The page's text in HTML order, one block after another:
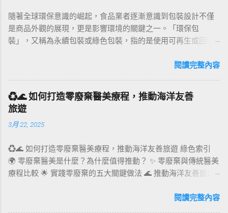
隨著全球環保意識的崛起，食品業者逐漸意識到包裝設計不僅
是商品外觀的展現，更是影響環境的關鍵之一。「環保包
裝」，又稱為永續包裝或綠色包裝，指的是使用可再生或回收
能、水力和太陽能等潔淨能源。本文將透過環保包裝案例、法
的創新與挑戰。 環保包裝的定義與核心價值 環保包裝不僅是
「可回收」的代名詞，它還包括以下核心價值： 材質選擇 ：優
先使用生物基材料，如竹纖維、甘蔗渣和咖啡渣等，替代塑
料。 製造過程 ：減少能源消耗，降低污染排放。 設計創意 ：
例如英國品客薯片的可回收包裝，採用耐用且可回收的紙質材
料，展示了如何以創新材質挑戰傳統塑料包裝的地位。 環保包
材法規的推動力 環保包材的發展背後，國際和地方法規起到了
重複使用或可回收標準。 台灣政策 ：推動減塑法規，鼓勵商家
閱讀完整內容
♻️🌊 如何打造零廢棄醫美療程，推動海洋友善
旅遊
3月 22, 2025
♻️🌊 如何打造零廢棄醫美療程，推動海洋友善旅遊 綠色索引
🌍 零廢棄醫美是什麼？為什麼值得推動？ ✨ 零廢棄與傳統醫美
療程比較 🌟 實踐零廢棄的五大關鍵做法 🌊 推動海洋友善旅遊
分享 ❓ FAQ 常見問題 🌍 零廢棄醫美是什麼？為什麼值得推動？
閱讀完整內容